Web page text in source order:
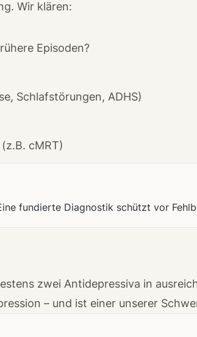
Wir klären:
Episoden?
Schlafstörungen, ADHS)
cMRT)
fundierte Diagnostik schützt vor
zwei Antidepressiva in
– und ist einer unserer